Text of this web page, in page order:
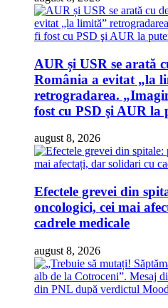
AUR și USR se arată
România a evitat „la
retrogradarea.
fost cu PSD şi AUR la
august 8, 2026
Efectele grevei din
oncologici, cei mai
cadrele medicale
august 8, 2026